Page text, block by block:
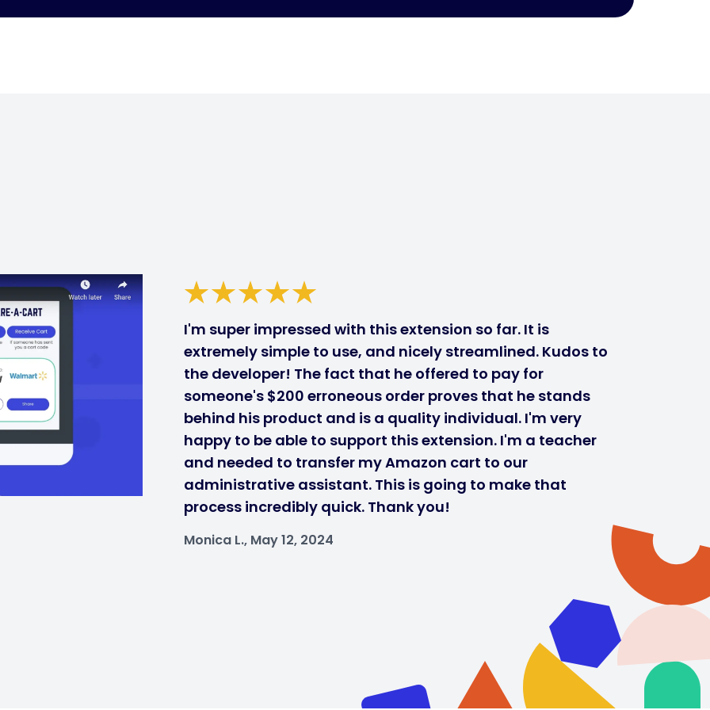
I'm super impressed with this extension so far. It is
extremely simple to use, and nicely streamlined. Kudos to
the developer! The fact that he offered to pay for
someone's $200 erroneous order proves that he stands
behind his product and is a quality individual. I'm very
happy to be able to support this extension. I'm a teacher
and needed to transfer my Amazon cart to our
administrative assistant. This is going to make that
process incredibly quick. Thank you!
Monica L., May 12, 2024